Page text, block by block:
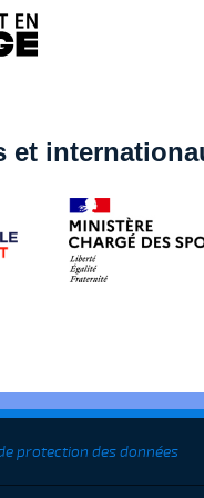
et
protection des données